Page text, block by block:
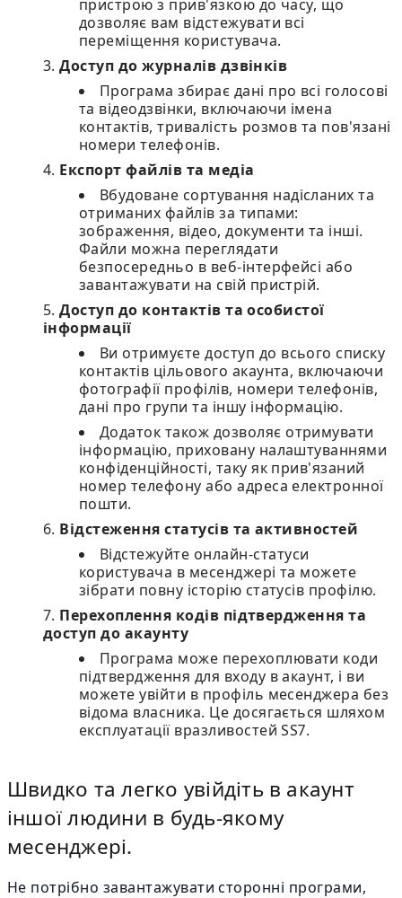
пристрою з прив'язкою до часу, що
дозволяє вам відстежувати всі
переміщення користувача.
Доступ до журналів дзвінків
Програма збирає дані про всі голосові
та відеодзвінки, включаючи імена
контактів, тривалість розмов та пов'язані
номери телефонів.
Експорт файлів та медіа
Вбудоване сортування надісланих та
отриманих файлів за типами:
зображення, відео, документи та інші.
Файли можна переглядати
безпосередньо в веб-інтерфейсі або
завантажувати на свій пристрій.
Доступ до контактів та особистої
інформації
Ви отримуєте доступ до всього списку
контактів цільового акаунта, включаючи
фотографії профілів, номери телефонів,
дані про групи та іншу інформацію.
Додаток також дозволяє отримувати
інформацію, приховану налаштуваннями
конфіденційності, таку як прив'язаний
номер телефону або адреса електронної
пошти.
Відстеження статусів та активностей
Відстежуйте онлайн-статуси
користувача в месенджері та можете
зібрати повну історію статусів профілю.
Перехоплення кодів підтвердження та
доступ до акаунту
Програма може перехоплювати коди
підтвердження для входу в акаунт, і ви
можете увійти в профіль месенджера без
відома власника. Це досягається шляхом
експлуатації вразливостей SS7.
Швидко та легко увійдіть в акаунт
іншої людини в будь-якому
месенджері.
Не потрібно завантажувати сторонні програми,